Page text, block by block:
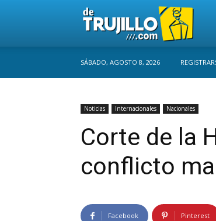
SÁBADO, AGOSTO 8, 2026
Noticias Internacionales Nacionales
Corte de la
conflicto
Facebook Pinterest